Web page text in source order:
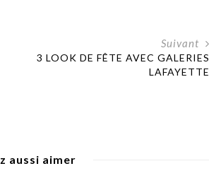
Suivant
3 LOOK DE FÊTE AVEC GALERIES
LAFAYETTE
aussi aimer